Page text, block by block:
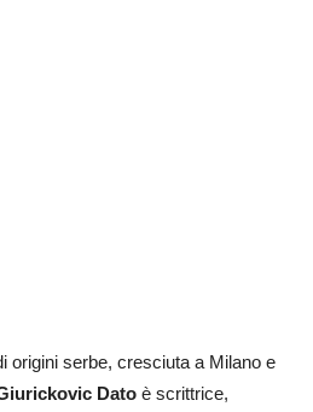
origini serbe, cresciuta a Milano e
Dato è scrittrice,